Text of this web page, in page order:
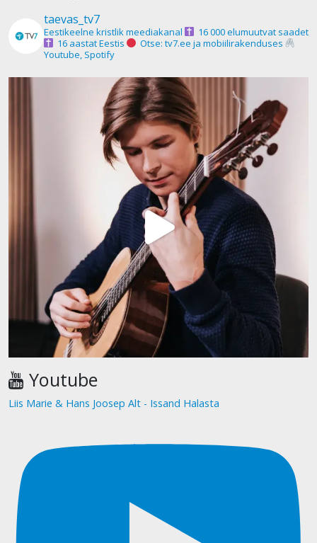
taevas_tv7
Eestikeelne kristlik meediakanal
16 000 elumuutvat saadet
16 aastat Eestis
Otse: tv7.ee ja mobiilirakenduses
Youtube, Spotify
Youtube
Liis Marie & Hans Joosep Alt - Issand Halasta